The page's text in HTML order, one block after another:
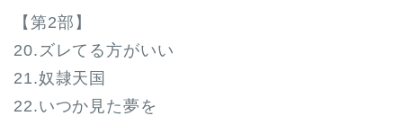
【第2部】
20.ズレてる方がいい
21.奴隷天国
22.いつか見た夢を